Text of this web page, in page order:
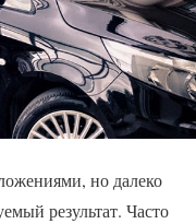
но далеко
результат. Часто